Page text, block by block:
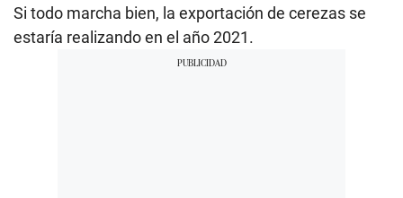
Si todo marcha bien, la exportación de cerezas se
estaría realizando en el año 2021.